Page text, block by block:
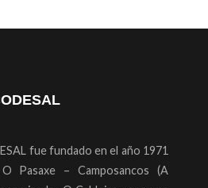
fue fundado en el año 1971
Pasaxe – Camposancos (A